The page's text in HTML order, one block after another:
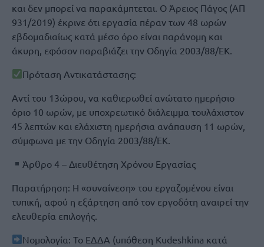
και δεν μπορεί να παρακάμπτεται. Ο Άρειος Πάγος (ΑΠ
931/2019) έκρινε ότι εργασία πέραν των 48 ωρών
εβδομαδιαίως κατά μέσο όρο είναι παράνομη και
άκυρη, εφόσον παραβιάζει την Οδηγία 2003/88/ΕΚ.
Πρόταση Αντικατάστασης:
Αντί του 13ώρου, να καθιερωθεί ανώτατο ημερήσιο
όριο 10 ωρών, με υποχρεωτικό διάλειμμα τουλάχιστον
45 λεπτών και ελάχιστη ημερήσια ανάπαυση 11 ωρών,
σύμφωνα με την Οδηγία 2003/88/ΕΚ.
Άρθρο 4 – Διευθέτηση Χρόνου Εργασίας
Παρατήρηση: Η «συναίνεση» του εργαζομένου είναι
τυπική, αφού η εξάρτηση από τον εργοδότη αναιρεί την
ελευθερία επιλογής.
Νομολογία: Το ΕΔΔΑ (υπόθεση Kudeshkina κατά